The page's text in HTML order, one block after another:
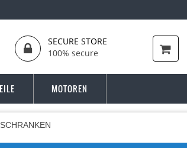
SECURE STORE
100% secure
MOTOREN